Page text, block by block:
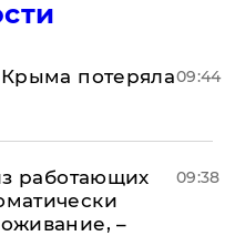
потеряла09:44
работающих
–
09:38